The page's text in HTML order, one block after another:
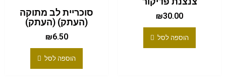
₪30.00
הוספה לסל
סוכריית לב מתוקה
(העתק) (העתק)
₪6.50
הוספה לסל